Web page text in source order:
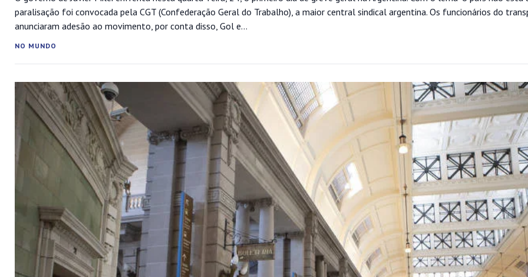
paralisação foi convocada pela CGT (Confederação Geral do Trabalho), a maior central sindical argentina. Os funcionários do
anunciaram adesão ao movimento, por conta disso, Gol e...
NO MUNDO